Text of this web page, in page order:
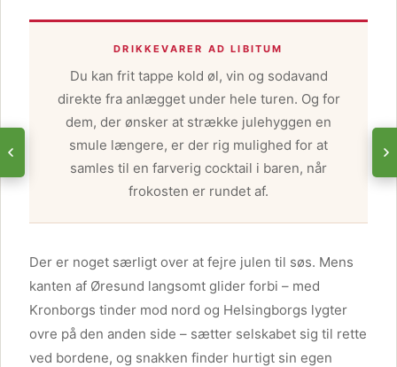
DRIKKEVARER AD LIBITUM
Du kan frit tappe kold øl, vin og sodavand
direkte fra anlægget under hele turen. Og for
dem, der ønsker at strække julehyggen en
smule længere, er der rig mulighed for at
samles til en farverig cocktail i baren, når
frokosten er rundet af.
Der er noget særligt over at fejre julen til søs. Mens
kanten af Øresund langsomt glider forbi – med
Kronborgs tinder mod nord og Helsingborgs lygter
ovre på den anden side – sætter selskabet sig til rette
ved bordene, og snakken finder hurtigt sin egen